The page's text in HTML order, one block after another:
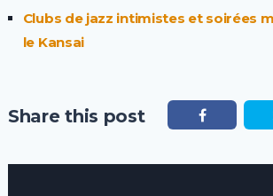
Clubs de jazz intimistes et soirées
le Kansai
Share this post